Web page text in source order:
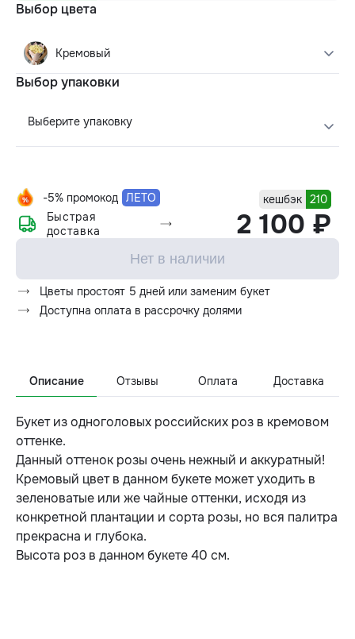
Выбор цвета
Кремовый
Выбор упаковки
Выберите упаковку
-5% промокод ЛЕТО кешбэк 210
2 100 ₽
Быстрая
доставка
Нет в наличии
Цветы простоят 5 дней или заменим букет
Доступна оплата в рассрочку долями
Описание Отзывы Оплата Доставка
Букет из одноголовых российских роз в кремовом
оттенке.
Данный оттенок розы очень нежный и аккуратный!
Кремовый цвет в данном букете может уходить в
зеленоватые или же чайные оттенки, исходя из
конкретной плантации и сорта розы, но вся палитра
прекрасна и глубока.
Высота роз в данном букете 40 см.